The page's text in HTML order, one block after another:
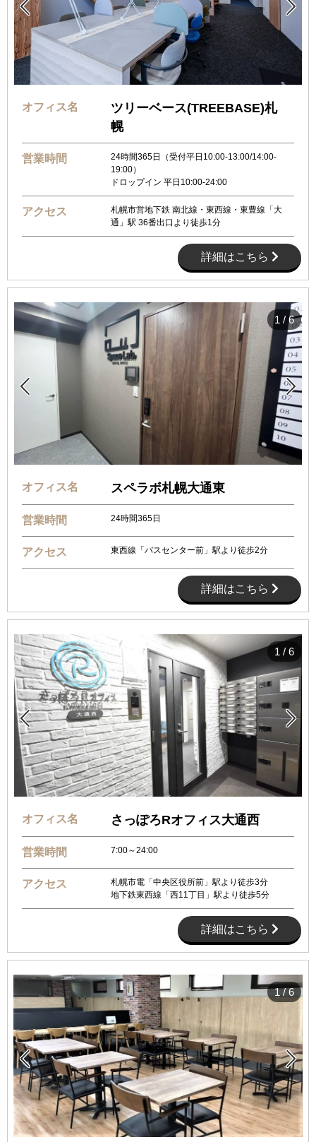
 
オフィス名
ツリーベース(TREEBASE)札
幌
営業時間
24時間365日（受付平日10:00‐13:00/14:00-
19:00）
ドロップイン 平日10:00-24:00
アクセス
札幌市営地下鉄 南北線・東西線・東豊線「大
通」駅 36番出口より徒歩1分
詳細はこちら
 
1 / 6
オフィス名 スペラボ札幌大通東
営業時間 24時間365日
アクセス 東西線「バスセンター前」駅より徒歩2分
詳細はこちら
 
1 / 6
オフィス名 さっぽろRオフィス大通西
営業時間 7:00～24:00
アクセス
札幌市電「中央区役所前」駅より徒歩3分
地下鉄東西線「西11丁目」駅より徒歩5分
詳細はこちら
 
1/6